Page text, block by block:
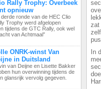
Rally Trophy: Overbeek
opnieuw
derde ronde van de HEC Clio
Trophy werd afgelopen
tijdens de GTC Rally, ook wel
van Achtmaal”
ONRK-winst Van
in Duitsland
van Deijne en Lisette Bakker
hun overwinning tijdens de
glansrijk vervolg gegeven.
zat
In